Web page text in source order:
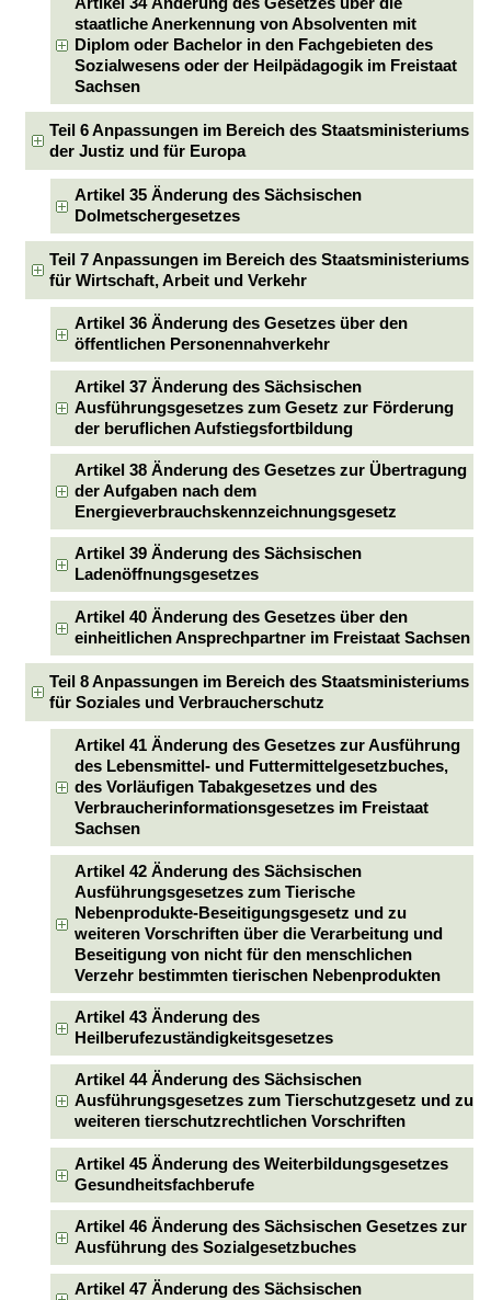
staatliche Anerkennung von Absolventen mit
Diplom oder Bachelor in den Fachgebieten des
Sozialwesens oder der Heilpädagogik im Freistaat
Sachsen
Teil 6 Anpassungen im Bereich des Staatsministeriums
der Justiz und für Europa
Artikel 35 Änderung des Sächsischen
Dolmetschergesetzes
Teil 7 Anpassungen im Bereich des Staatsministeriums
für Wirtschaft, Arbeit und Verkehr
Artikel 36 Änderung des Gesetzes über den
öffentlichen Personennahverkehr
Artikel 37 Änderung des Sächsischen
Ausführungsgesetzes zum Gesetz zur Förderung
der beruflichen Aufstiegsfortbildung
Artikel 38 Änderung des Gesetzes zur Übertragung
der Aufgaben nach dem
Energieverbrauchskennzeichnungsgesetz
Artikel 39 Änderung des Sächsischen
Ladenöffnungsgesetzes
Artikel 40 Änderung des Gesetzes über den
einheitlichen Ansprechpartner im Freistaat Sachsen
Teil 8 Anpassungen im Bereich des Staatsministeriums
für Soziales und Verbraucherschutz
Artikel 41 Änderung des Gesetzes zur Ausführung
des Lebensmittel- und Futtermittelgesetzbuches,
des Vorläufigen Tabakgesetzes und des
Verbraucherinformationsgesetzes im Freistaat
Sachsen
Artikel 42 Änderung des Sächsischen
Ausführungsgesetzes zum Tierische
Nebenprodukte-Beseitigungsgesetz und zu
weiteren Vorschriften über die Verarbeitung und
Beseitigung von nicht für den menschlichen
Verzehr bestimmten tierischen Nebenprodukten
Artikel 43 Änderung des
Heilberufezuständigkeitsgesetzes
Artikel 44 Änderung des Sächsischen
Ausführungsgesetzes zum Tierschutzgesetz und zu
weiteren tierschutzrechtlichen Vorschriften
Artikel 45 Änderung des Weiterbildungsgesetzes
Gesundheitsfachberufe
Artikel 46 Änderung des Sächsischen Gesetzes zur
Ausführung des Sozialgesetzbuches
Artikel 47 Änderung des Sächsischen